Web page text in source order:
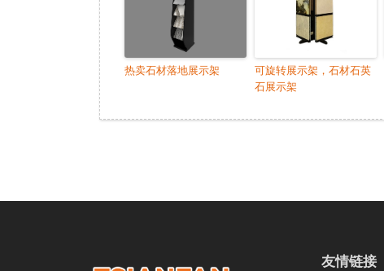
热卖石材落地展示架
可旋转展示架，石材石英
石展示架
友情链接